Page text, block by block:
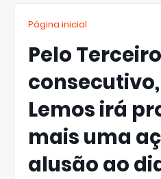
Página inicial
Pelo
Lemos irá
mais uma
alusão ao